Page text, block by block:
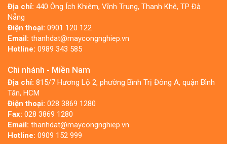
Địa chỉ: 440 Ông Ích Khiêm, Vĩnh Trung, Thanh Khê, TP Đà
Nẵng
Điện thoại: 0901 120 122
Email: thanhdat@maycongnghiep.vn
Hotline: 0989 343 585
Chi nhánh - Miền Nam
Địa chỉ: 815/7 Hương Lộ 2, phường Bình Trị Đông A, quận Bình
Tân, HCM
Điện thoại: 028 3869 1280
Fax: 028 3869 1280
Email: thanhdat@maycongnghiep.vn
Hotline: 0909 152 999